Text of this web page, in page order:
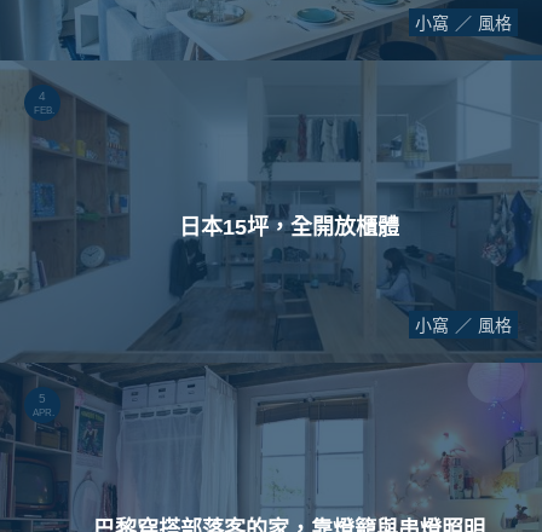
小窩 風格
4
FEB.
日本15坪，全開放櫃體
小窩 風格
5
APR.